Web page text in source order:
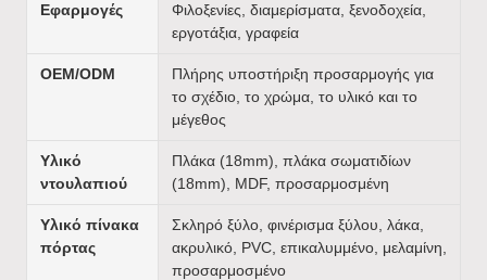
Εφαρμογές
Φιλοξενίες, διαμερίσματα, ξενοδοχεία,
εργοτάξια, γραφεία
OEM/ODM
Πλήρης υποστήριξη προσαρμογής για
το σχέδιο, το χρώμα, το υλικό και το
μέγεθος
Υλικό
ντουλαπιού
Πλάκα (18mm), πλάκα σωματιδίων
(18mm), MDF, προσαρμοσμένη
Υλικό πίνακα
πόρτας
Σκληρό ξύλο, φινέρισμα ξύλου, λάκα,
ακρυλικό, PVC, επικαλυμμένο, μελαμίνη,
προσαρμοσμένο